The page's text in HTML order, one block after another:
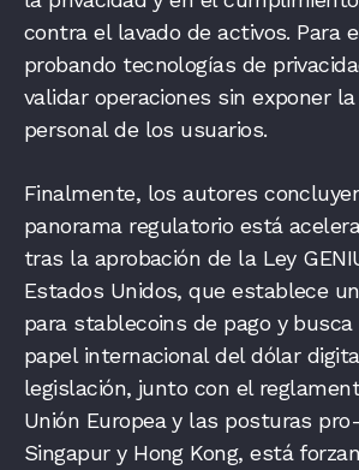
contra el lavado de activos. Para
probando tecnologías de
validar operaciones sin exponer
personal de los usuarios.
Finalmente, los autores
panorama regulatorio está
tras la aprobación de la Ley
Estados Unidos, que establece
para stablecoins de pago y
papel internacional del dólar
legislación, junto con el
Unión Europea y las posturas
Singapur y Hong Kong, está